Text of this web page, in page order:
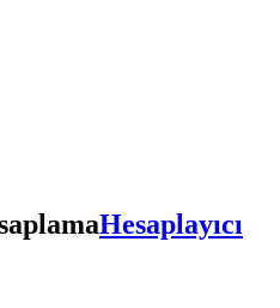
Hesaplayıcı